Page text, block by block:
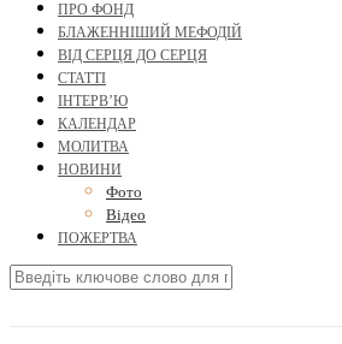
ПРО ФОНД
БЛАЖЕННІШИЙ МЕФОДІЙ
ВІД СЕРЦЯ ДО СЕРЦЯ
СТАТТІ
ІНТЕРВ’Ю
КАЛЕНДАР
МОЛИТВА
НОВИНИ
Фото
Відео
ПОЖЕРТВА